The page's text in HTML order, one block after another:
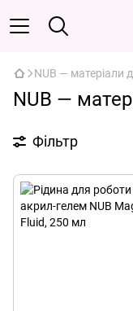
NUB — матеріали
NUB —
Фільтр